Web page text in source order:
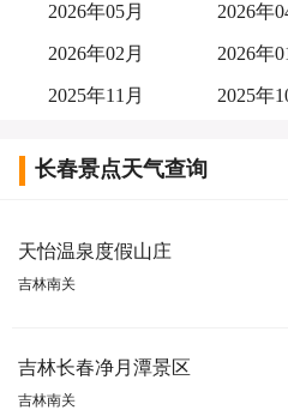
2026年05月 2026年
2026年02月 2026年
2025年11月 2025年
长春景点天气查询
天怡温泉度假山庄
吉林南关
吉林长春净月潭景区
吉林南关